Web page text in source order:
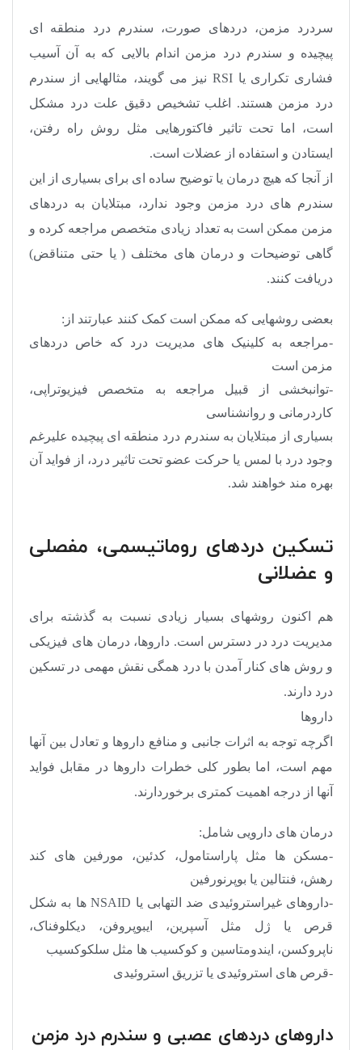
سردرد مزمن، دردهای صورت، سندرم درد منطقه ای
پیچیده و سندرم درد مزمن اندام بالایی که به آن آسیب
فشاری تکراری یا RSI نیز می گویند، مثالهایی از سندرم
درد مزمن هستند. اغلب تشخیص دقیق علت درد مشکل
است، اما تحت تاثیر فاکتورهایی مثل روش راه رفتن،
ایستادن و استفاده از عضلات است.
از آنجا که هیچ درمان یا توضیح ساده ای برای بسیاری از این
سندرم های درد مزمن وجود ندارد، مبتلایان به دردهای
مزمن ممکن است به تعداد زیادی متخصص مراجعه کرده و
گاهی توضیحات و درمان های مختلف ( یا حتی متناقض)
دریافت کنند.
بعضی روشهایی که ممکن است کمک کنند عبارتند از:
-مراجعه به کلینیک های مدیریت درد که خاص دردهای
مزمن است
-توانبخشی از قبیل مراجعه به متخصص فیزیوتراپی،
کاردرمانی و روانشناسی
بسیاری از مبتلایان به سندرم درد منطقه ای پیچیده علیرغم
وجود درد با لمس یا حرکت عضو تحت تاثیر درد، از فواید آن
بهره مند خواهند شد.
تسکین دردهای روماتیسمی، مفصلی
و عضلانی
هم اکنون روشهای بسیار زیادی نسبت به گذشته برای
مدیریت درد در دسترس است. داروها، درمان های فیزیکی
و روش های کنار آمدن با درد همگی نقش مهمی در تسکین
درد دارند.
داروها
اگرچه توجه به اثرات جانبی و منافع داروها و تعادل بین آنها
مهم است، اما بطور کلی خطرات داروها در مقابل فواید
آنها از درجه اهمیت کمتری برخوردارند.
درمان های دارویی شامل:
-مسکن ها مثل پاراستامول، کدئین، مورفین های کند
رهش، فنتالین یا بوپرنورفین
-داروهای غیراستروئیدی ضد التهابی یا NSAID ها به شکل
قرص یا ژل مثل آسپرین، ایبوپروفن، دیکلوفناک،
ناپروکسن، ایندومتاسین و کوکسیب ها مثل سلکوکسیب
-قرص های استروئیدی یا تزریق استروئیدی
داروهای دردهای عصبی و سندرم درد مزمن